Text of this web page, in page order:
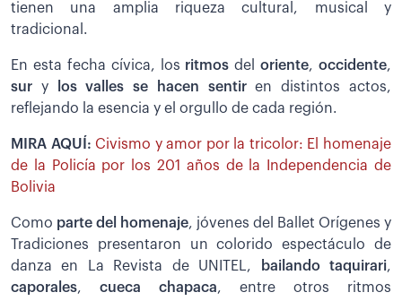
tienen una amplia riqueza cultural, musical y
tradicional.
En esta fecha cívica, los ritmosdeloriente, occidente,
sur y los valles se hacen sentiren distintos actos,
reflejando la esencia y el orgullo de cada región.
MIRA AQUÍ: Civismo y amor por la tricolor: El homenaje
de la Policía por los 201 años de la Independencia de
Bolivia
Como parte del homenaje, jóvenes del Ballet Orígenes y
Tradiciones presentaron un colorido espectáculo de
danza en La Revista de UNITEL,
bailando taquirari,
caporales, cueca chapaca, entre otros ritmos